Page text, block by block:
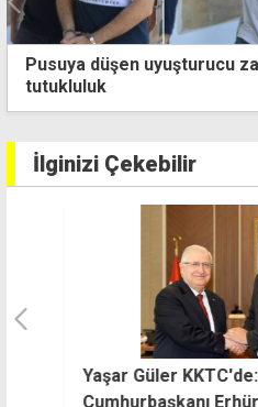
Pusuya düşen uyuşturucu
tutukluluk
İlginizi Çekebilir
Yaşar Güler KKTC'de:
Cumhurbaşkanı